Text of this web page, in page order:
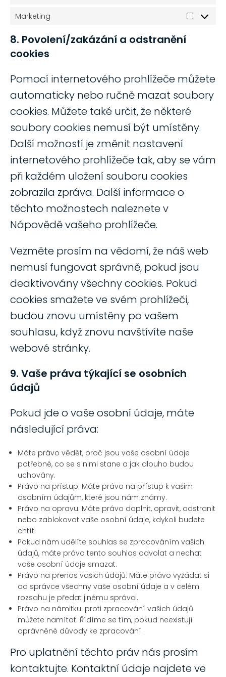
Marketing
8. Povolení/zakázání a odstranění
cookies
Pomocí internetového prohlížeče můžete
automaticky nebo ručně mazat soubory
cookies. Můžete také určit, že některé
soubory cookies nemusí být umístěny.
Další možností je změnit nastavení
internetového prohlížeče tak, aby se vám
při každém uložení souboru cookies
zobrazila zpráva. Další informace o
těchto možnostech naleznete v
Nápovědě vašeho prohlížeče.
Vezměte prosím na vědomí, že náš web
nemusí fungovat správně, pokud jsou
deaktivovány všechny cookies. Pokud
cookies smažete ve svém prohlížeči,
budou znovu umístěny po vašem
souhlasu, když znovu navštívíte naše
webové stránky.
9. Vaše práva týkající se osobních
údajů
Pokud jde o vaše osobní údaje, máte
následující práva:
Máte právo vědět, proč jsou vaše osobní údaje
potřebné, co se s nimi stane a jak dlouho budou
uchovány.
Právo na přístup: Máte právo na přístup k vašim
osobním údajům, které jsou nám známy.
Právo na opravu: Máte právo doplnit, opravit, odstranit
nebo zablokovat vaše osobní údaje, kdykoli budete
chtít.
Pokud nám udělíte souhlas se zpracováním vašich
údajů, máte právo tento souhlas odvolat a nechat
vaše osobní údaje smazat.
Právo na přenos vašich údajů: Máte právo vyžádat si
od správce všechny vaše osobní údaje a v celém
rozsahu je předat jinému správci.
Právo na námitku: proti zpracování vašich údajů
můžete namítat. Řídíme se tím, pokud neexistují
oprávněné důvody ke zpracování.
Pro uplatnění těchto práv nás prosím
kontaktujte. Kontaktní údaje najdete ve